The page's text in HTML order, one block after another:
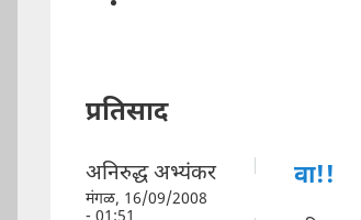
प्रतिसाद
अनिरुद्ध अभ्यंकर
मंगळ, 16/09/2008
वा!!